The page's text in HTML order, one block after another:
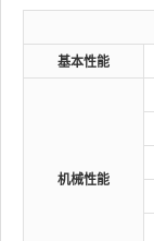
基本性能
机械性能